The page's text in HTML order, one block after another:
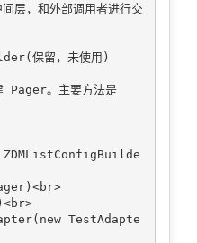
层，和外部调用者进行交
保留，未使用)
。主要方法是